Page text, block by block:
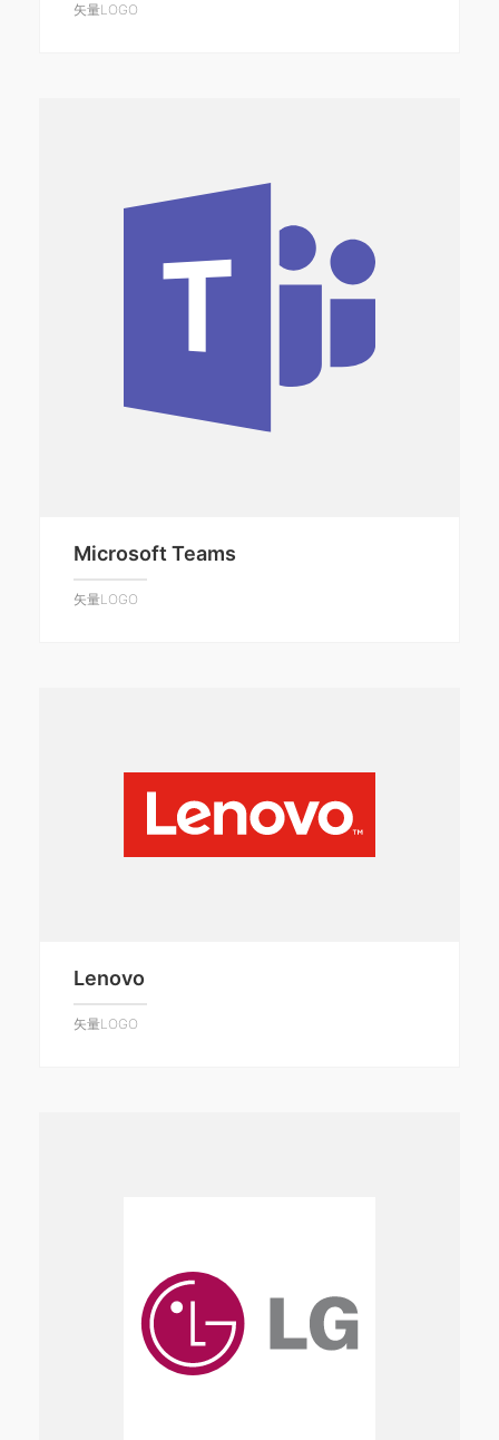
矢量LOGO
Microsoft Teams
矢量LOGO
Lenovo
矢量LOGO